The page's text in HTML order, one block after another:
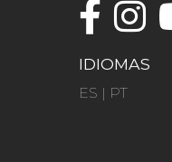
IDIOMAS
ES | PT